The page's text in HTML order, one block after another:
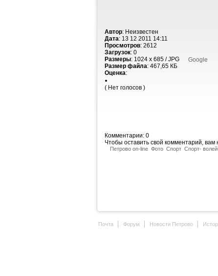
Автор: Неизвестен
Дата: 13 12 2011 14:11
Просмотров: 2612
Загрузок: 0
Размеры: 1024 x 685 / JPG
Размер файла: 467,65 КБ
Оценка:
( Нет голосов )
Google
Комментарии: 0
Чтобы оставить свой комментарий, вам
Петрово on-line Фото Спорт Спорт-
Почта Форум Новости Петрово